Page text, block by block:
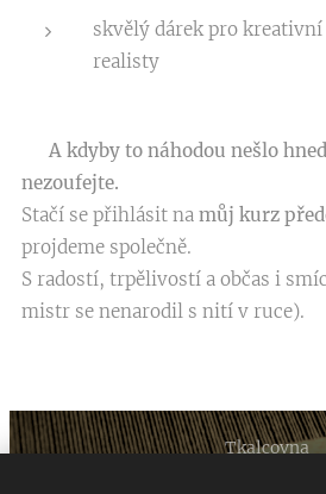
skvělý dárek pro
realisty
A kdyby to náhodou nešlo
nezoufejte.
Stačí se přihlásit na můj kurz
projdeme společně.
S radostí, trpělivostí a občas i
mistr se nenarodil s nití v ruce). 😄
Tkalcovna